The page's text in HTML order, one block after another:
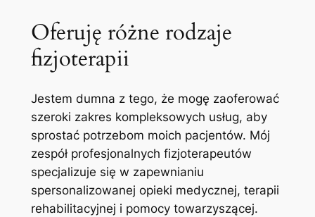
Oferuję różne rodzaje
fizjoterapii
Jestem dumna z tego, że mogę zaoferować
szeroki zakres kompleksowych usług, aby
sprostać potrzebom moich pacjentów. Mój
zespół profesjonalnych fizjoterapeutów
specjalizuje się w zapewnianiu
spersonalizowanej opieki medycznej, terapii
rehabilitacyjnej i pomocy towarzyszącej.